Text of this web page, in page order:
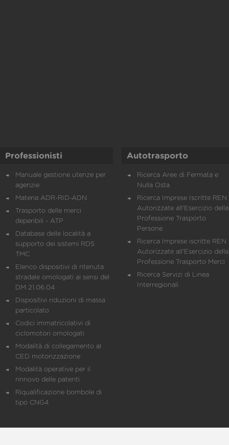
Professionisti
Manuale gestione utenze per
agenzie
Materia ADR-RID-ADN
Trasporto delle merci
deperibili - ATP
Database delle località a
supporto dei sistemi RDS
TMC
Elenco dispositivi di ritenuta
stradale omologati ai sensi del
DM 21.06.04
Dispositivi riduzioni di massa
particolato
Codici immatricolativi di
ciclomotori omologati
Modalità di collegamento al
CED motorizzazione
Modalità operative per il
rinnovo delle patenti
Riqualificazione bombole di
tipo CNG4
Autotrasporto
Ricerca Aree di Fermata e
Nulla Osta
Ricerca Imprese Iscritte REN
Autorizzate all'Esercizio della
Professione Trasporto
Persone
Ricerca Imprese iscritte REN
Autorizzate all'Esercizio della
Professione Trasporto Merci
Ricerca Servizi di Linea
Interregionali